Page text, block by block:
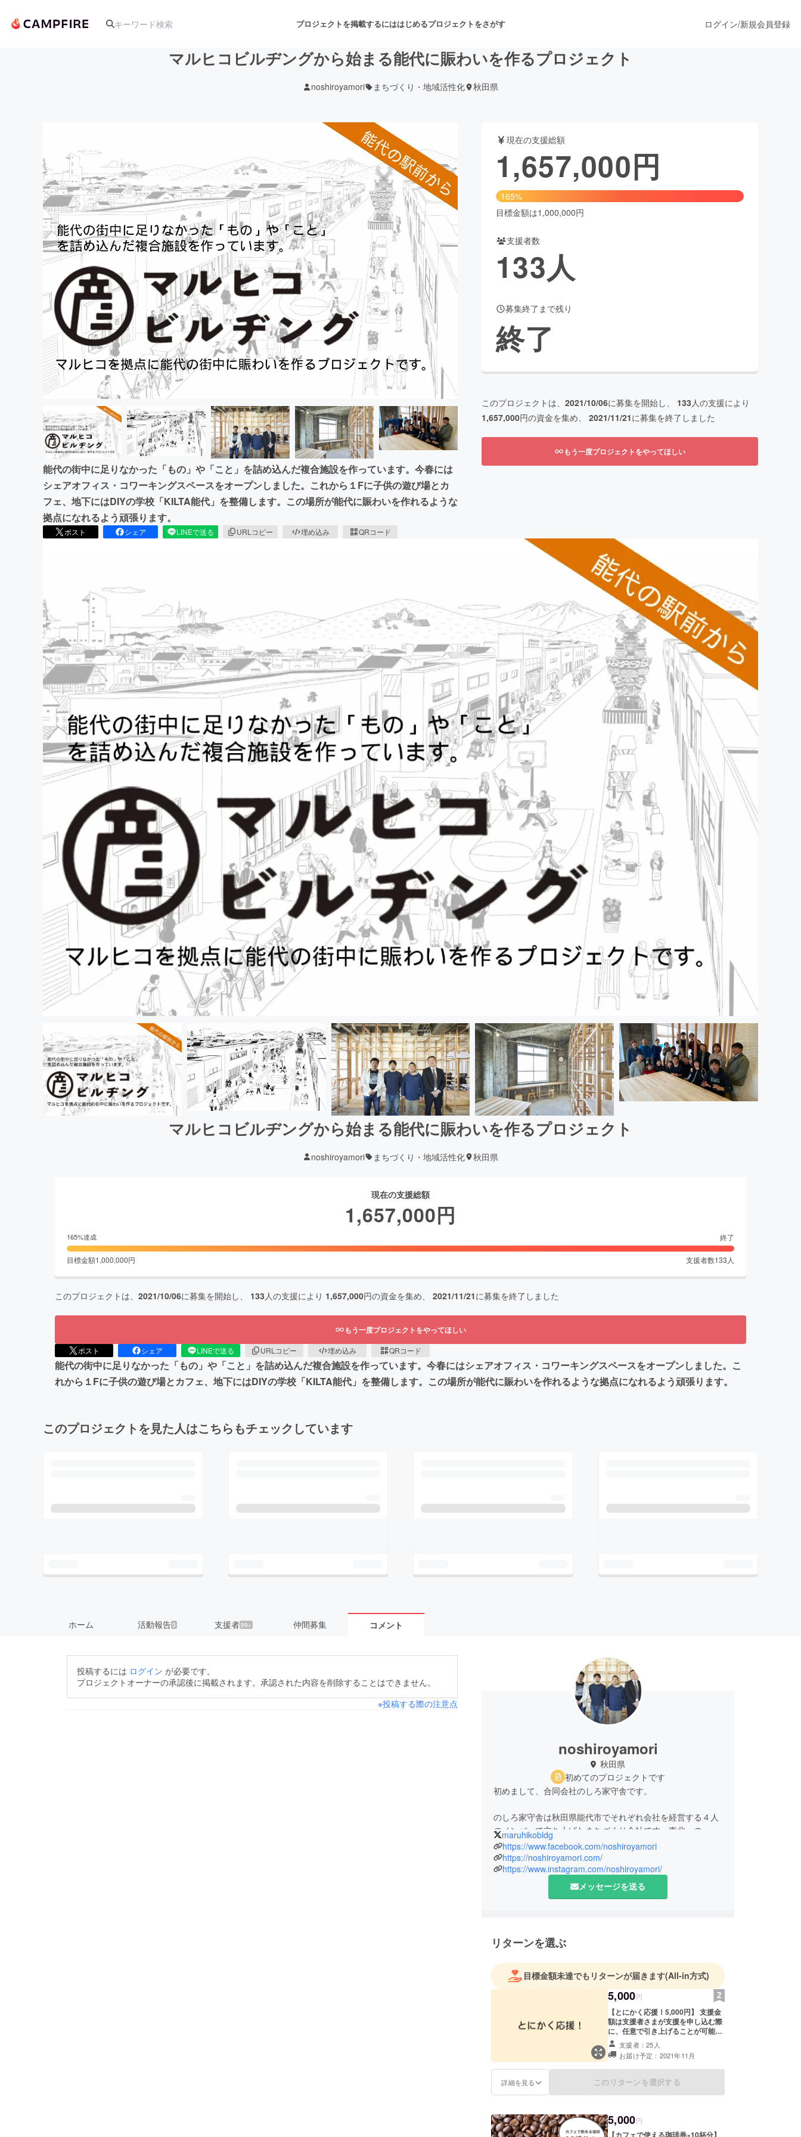
プロジェクトを掲載するにははじめるプロジェクトをさがす
舞台・パフォーマンス
テクノロジー・ガジェット ゲーム・サービス開発 フード・飲食店 ファッション
映像・映画 書籍・雑誌出版 アニメ・漫画
ビジネス・起業 チャレンジ ビューティー・ヘルスケア
まちづくり・地域活性化
CAMPFIRE for Social Good
CAMPFIRE Creation
CAMPFIREふるさと納税
machi-ya
ログイン/新規会員登録
マルヒコビルヂングから始まる能代に賑わいを作るプロジェクト
noshiroyamori まちづくり・地域活性化 秋田県
能代の街中に足りなかった「もの」や「こと」を詰め込んだ複合施設を作っています。今春には
シェアオフィス・コワーキングスペースをオープンしました。これから１Fに子供の遊び場とカ
フェ、地下にはDIYの学校「KILTA能代」を整備します。この場所が能代に賑わいを作れるような
拠点になれるよう頑張ります。
ポスト シェア LINEで送る URLコピー 埋め込み QRコード
現在の支援総額
1,657,000円
165%
目標金額は1,000,000円
支援者数
133人
募集終了まで残り
終了
このプロジェクトは、 2021/10/06に募集を開始し、 133人の支援により
1,657,000円の資金を集め、 2021/11/21に募集を終了しました
もう一度プロジェクトをやってほしい
マルヒコビルヂングから始まる能代に賑わいを作るプロジェクト
noshiroyamori まちづくり・地域活性化 秋田県
現在の支援総額
1,657,000円
165%達成 終了
目標金額1,000,000円 支援者数133 人
このプロジェクトは、 2021/10/06に募集を開始し、 133 人の支援により 1,657,000円の資金を集め、 2021/11/21に募集を終了しました
もう一度プロジェクトをやってほしい
ポスト シェア LINEで送る URLコピー 埋め込み QRコード
能代の街中に足りなかった「もの」や「こと」を詰め込んだ複合施設を作っています。今春にはシェアオフィス・コワーキングスペースをオープンしました。こ
れから１Fに子供の遊び場とカフェ、地下にはDIYの学校「KILTA能代」を整備します。この場所が能代に賑わいを作れるような拠点になれるよう頑張ります。
このプロジェクトを見た人はこちらもチェックしています
ホーム 活動報告3 支援者99+ 仲間募集 コメント
投稿するには ログイン が必要です。
プロジェクトオーナーの承認後に掲載されます。承認された内容を削除することはできません。
※投稿する際の注意点
noshiroyamori
秋田県
初めてのプロジェクトです
初めまして、合同会社のしろ家守舎です。
のしろ家守舎は秋田県能代市でそれぞれ会社を経営する４人
のメンバーで立ち上げたまちづくり会社です。東北一の
シャッター通りと言われるほどの寂しい通りになってしまっ
た駅前からの商店街に子供から大人まで、様々な人が行き交
う賑わいを作りたいと思い活動しています。
maruhikobldg
https://www.facebook.com/noshiroyamori
https://noshiroyamori.com/
https://www.instagram.com/noshiroyamori/
メッセージを送る
リターンを選ぶ
目標金額未達でもリターンが届きます(All-in方式)
5,000円
【とにかく応援！5,000円】 支援金
額は支援者さまが支援を申し込む際
に、任意で引き上げることが可能で
す。 このコースはリターン費用がか
からない分、いただいたご支援金は
サービス手数料を除いた全てを活動
内容に充当させていただきます。
【感謝を込めて「お礼のメール」を
お送りいたします】
支援者：25人
お届け予定：2021年11月
詳細を見る このリターンを選択する
5,000円
【カフェで使える珈琲券×10杯分】